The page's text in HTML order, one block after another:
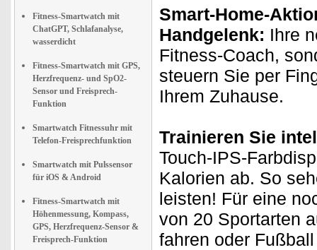
Fitness-Smartwatch mit
ChatGPT, Schlafanalyse,
wasserdicht
Fitness-Smartwatch mit GPS,
Herzfrequenz- und SpO2-
Sensor und Freisprech-
Funktion
Smartwatch Fitnessuhr mit
Telefon-Freisprechfunktion
Smartwatch mit Pulssensor
für iOS & Android
Fitness-Smartwatch mit
Höhenmessung, Kompass,
GPS, Herzfrequenz-Sensor &
Freisprech-Funktion
Smart-Home-
Handgelenk: Ihre
Fitness-Coach,
steuern Sie per
Ihrem Zuhause.
Trainieren Sie
Touch-IPS-
Kalorien ab. So
leisten! Für eine
von 20 Sportarten
fahren oder